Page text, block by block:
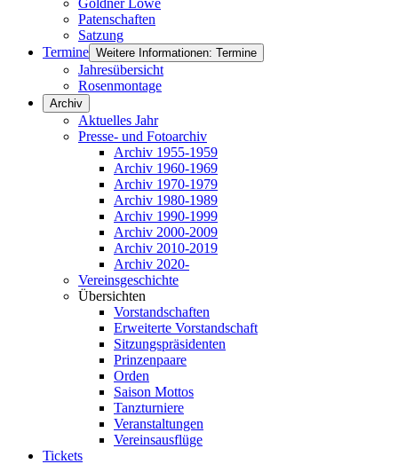
Patenschaften
Satzung
Termine Weitere Informationen: Termine
Jahresübersicht
Rosenmontage
Archiv
Aktuelles Jahr
Presse- und Fotoarchiv
Archiv 1955-1959
Archiv 1960-1969
Archiv 1970-1979
Archiv 1980-1989
Archiv 1990-1999
Archiv 2000-2009
Archiv 2010-2019
Archiv 2020-
Vereinsgeschichte
Übersichten
Vorstandschaften
Erweiterte Vorstandschaft
Sitzungspräsidenten
Prinzenpaare
Orden
Saison Mottos
Tanzturniere
Veranstaltungen
Vereinsausflüge
Tickets